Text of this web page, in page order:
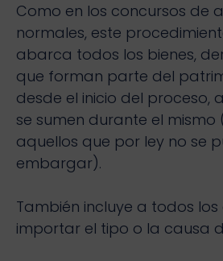
Como en los concursos de
normales, este
abarca todos los bienes,
que forman parte del
desde el inicio del proceso,
se sumen durante el mismo
aquellos que por ley no se
embargar).
También incluye a todos los
importar el tipo o la causa